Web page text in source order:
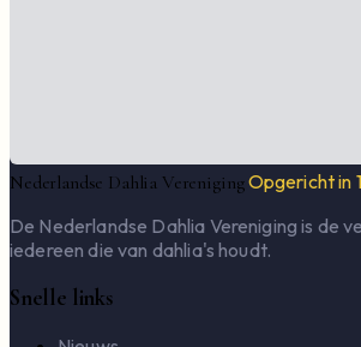
Nederlandse Dahlia VerenigingOpgericht in
De Nederlandse Dahlia Vereniging is de
iedereen die van dahlia's houdt.
Snelle links